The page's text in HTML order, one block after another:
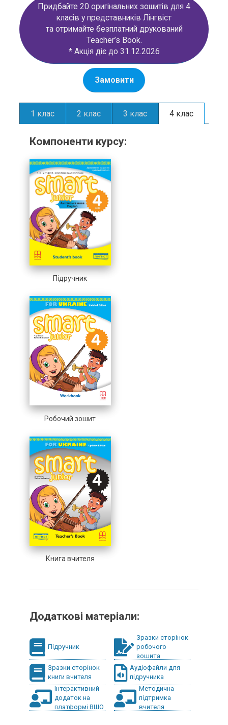
Придбайте 20 оригінальних зошитів для 4
класів у представників Лінгвіст
та отримайте безплатний друкований
Teacher’s Book.
* Акція діє до 31.12.2026
Замовити
1 клас 2 клас 3 клас 4 клас
Компоненти курсу:
Підручник
Робочий зошит
Книга вчителя
Додаткові матеріали:
Підручник
Зразки сторінок
робочого
зошита
Зразки сторінок
книги вчителя
Аудіофайли для
підручника
Інтерактивний
додаток на
платформі ВШО
Методична
підтримка
вчителя